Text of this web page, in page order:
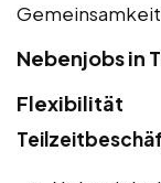
Nebenjobs in
Flexibilität